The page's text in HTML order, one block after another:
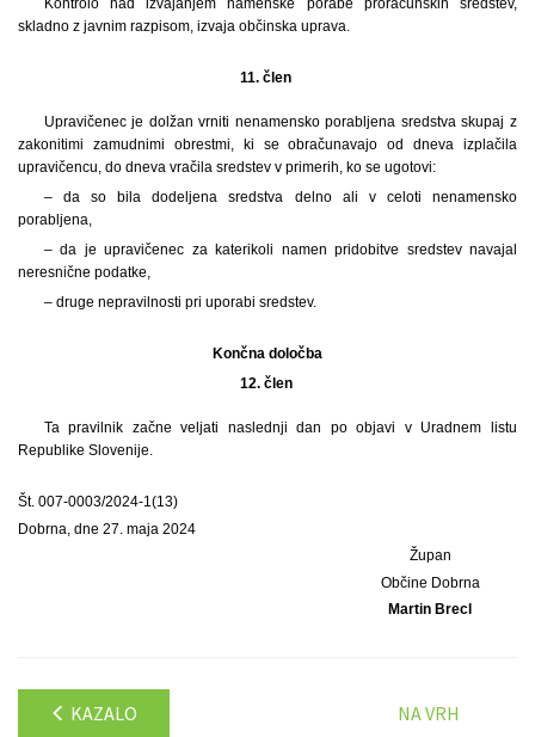
Kontrolo nad izvajanjem namenske porabe proračunskih sredstev,
skladno z javnim razpisom, izvaja občinska uprava.
11. člen
Upravičenec je dolžan vrniti nenamensko porabljena sredstva skupaj z
zakonitimi zamudnimi obrestmi, ki se obračunavajo od dneva izplačila
upravičencu, do dneva vračila sredstev v primerih, ko se ugotovi:
– da so bila dodeljena sredstva delno ali v celoti nenamensko
porabljena,
– da je upravičenec za katerikoli namen pridobitve sredstev navajal
neresnične podatke,
– druge nepravilnosti pri uporabi sredstev.
Končna določba
12. člen
Ta pravilnik začne veljati naslednji dan po objavi v Uradnem listu
Republike Slovenije.
Št. 007-0003/2024-1(13)
Dobrna, dne 27. maja 2024
Župan
Občine Dobrna
Martin Brecl
KAZALO NA VRH